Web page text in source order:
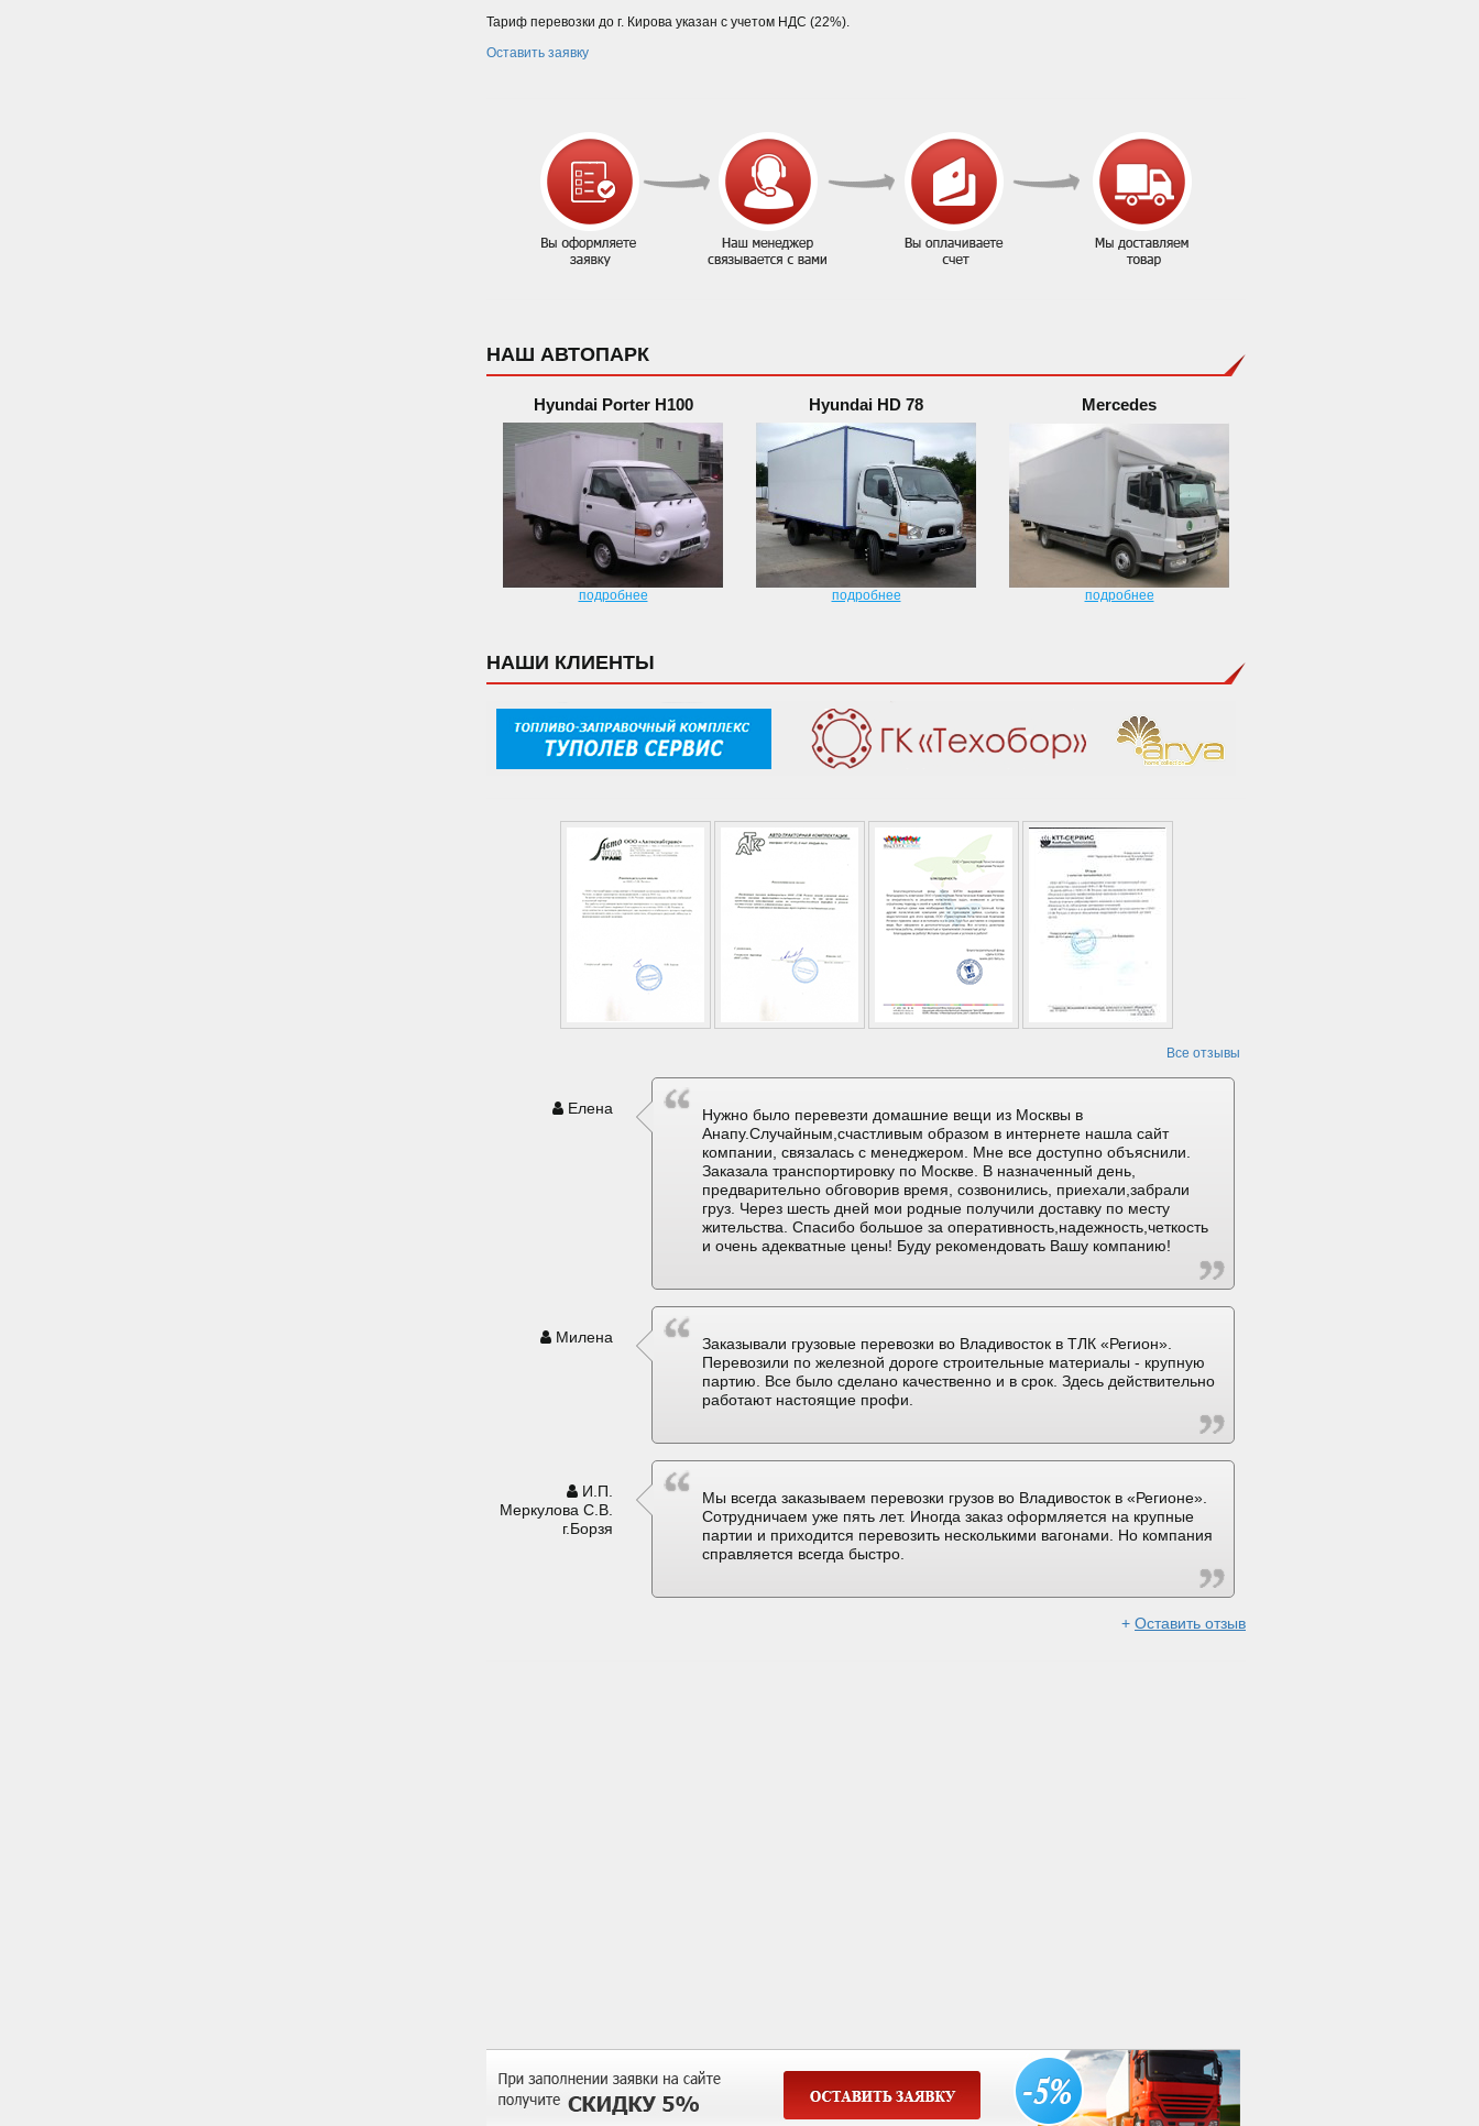
Тариф перевозки до г. Кирова указан с учетом НДС (22%).
Оставить заявку
НАШ АВТОПАРК
Hyundai Porter H100
подробнее
Hyundai HD 78
подробнее
Mercedes
подробнее
НАШИ КЛИЕНТЫ
Все отзывы
Елена
Нужно было перевезти домашние вещи из Москвы в
Анапу.Случайным,счастливым образом в интернете нашла сайт
компании, связалась с менеджером. Мне все доступно объяснили.
Заказала транспортировку по Москве. В назначенный день,
предварительно обговорив время, созвонились, приехали,забрали
груз. Через шесть дней мои родные получили доставку по месту
жительства. Спасибо большое за оперативность,надежность,четкость
и очень адекватные цены! Буду рекомендовать Вашу компанию!
Милена
Заказывали грузовые перевозки во Владивосток в ТЛК «Регион».
Перевозили по железной дороге строительные материалы - крупную
партию. Все было сделано качественно и в срок. Здесь действительно
работают настоящие профи.
И.П.
Меркулова С.В.
г.Борзя
Мы всегда заказываем перевозки грузов во Владивосток в «Регионе».
Сотрудничаем уже пять лет. Иногда заказ оформляется на крупные
партии и приходится перевозить несколькими вагонами. Но компания
справляется всегда быстро.
+ Оставить отзыв